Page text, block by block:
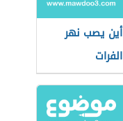
أين يصب نهر
الفرات